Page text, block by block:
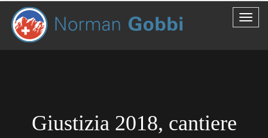
Giustizia 2018, cantiere